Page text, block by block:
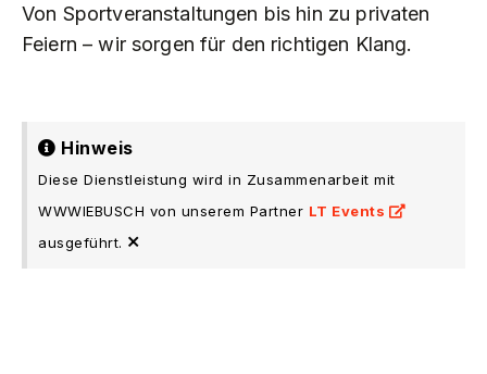
Von Sportveranstaltungen bis hin zu privaten
Feiern – wir sorgen für den richtigen Klang.
Hinweis
Diese Dienstleistung wird in Zusammenarbeit mit
WWWIEBUSCH von unserem Partner LT Events
ausgeführt. ×